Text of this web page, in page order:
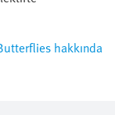
hakkında